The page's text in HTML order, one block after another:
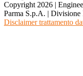
Copyright 2026 |
Parma S.p.A. |
Disclaimer trattamento